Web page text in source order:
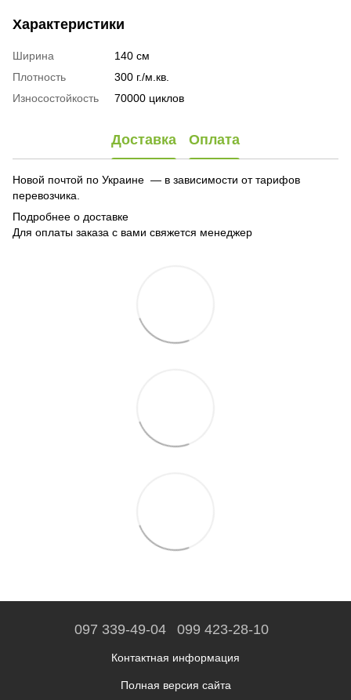
Характеристики
Ширина
140 см
Плотность
300 г./м.кв.
Износостойкость
70000 циклов
Доставка Оплата
Новой почтой по Украине — в зависимости от тарифов
перевозчика.
Подробнее о доставке
Для оплаты заказа с вами свяжется менеджер
097 339-49-04 099 423-28-10
Контактная информация
Полная версия сайта